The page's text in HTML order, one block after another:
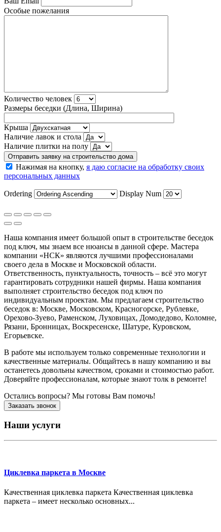
Особые пожелания
Количество человек
Размеры беседки (Длина, Ширина)
Крыша
Наличие лавок и стола
Наличие плитки на полу
Нажимая на кнопку, я даю согласие на обработку своих
персональных данных
Ordering Display Num
Наша компания имеет большой опыт в строительстве беседок
под ключ, мы знаем все нюансы в данной сфере. Мастера
компании «НСК» являются лучшими профессионалами
своего дела в Москве и Московской области.
Ответственность, пунктуальность, точность – всё это могут
гарантировать сотрудники нашей фирмы. Наша компания
выполняет строительство беседок под ключ по
индивидуальным проектам. Мы предлагаем строительство
беседок в: Москве, Московском, Красногорске, Рублевке,
Орехово-Зуево, Раменском, Луховицах, Домодедово, Коломне,
Рязани, Бронницах, Воскресенске, Шатуре, Куровском,
Егорьевске.
В работе мы используем только современные технологии и
качественные материалы. Общайтесь в нашу компанию и вы
останетесь довольны качеством, сроками и стоимостью работ.
Доверяйте профессионалам, которые знают толк в ремонте!
Остались вопросы? Мы готовы Вам помочь!
Заказать звонок
Наши услуги
Циклевка паркета в Москве
Качественная циклевка паркета Качественная циклевка
паркета – имеет несколько основных...